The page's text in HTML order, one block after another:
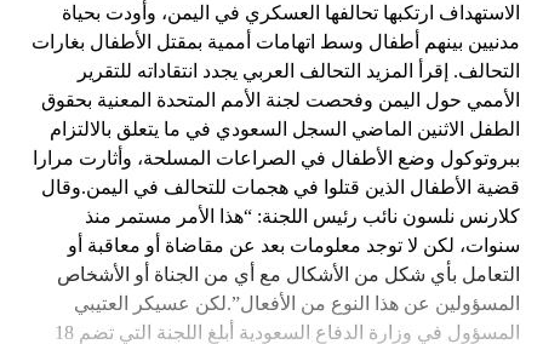
الاستهداف ارتكبها تحالفها العسكري في اليمن، وأودت بحياة
مدنيين بينهم أطفال وسط اتهامات أممية بمقتل الأطفال بغارات
التحالف. إقرأ المزيد التحالف العربي يجدد انتقاداته للتقرير
الأممي حول اليمن وفحصت لجنة الأمم المتحدة المعنية بحقوق
الطفل الاثنين الماضي السجل السعودي في ما يتعلق بالالتزام
ببروتوكول وضع الأطفال في الصراعات المسلحة، وأثارت مرارا
قضية الأطفال الذين قتلوا في هجمات للتحالف في اليمن.وقال
كلارنس نلسون نائب رئيس اللجنة: “هذا الأمر مستمر منذ
سنوات، لكن لا توجد معلومات بعد عن مقاضاة أو معاقبة أو
التعامل بأي شكل من الأشكال مع أي من الجناة أو الأشخاص
المسؤولين عن هذا النوع من الأفعال”.لكن عسيكر العتيبي
المسؤول في وزارة الدفاع السعودية أبلغ اللجنة التي تضم 18